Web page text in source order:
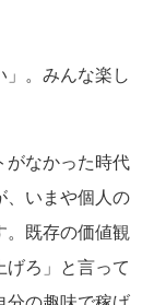
」。みんな楽し
がなかった時代
、いまや個人の
。既存の価値観
げろ」と言って